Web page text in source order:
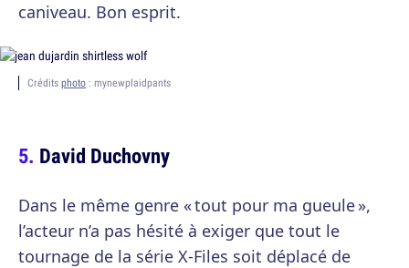
caniveau. Bon esprit.
Crédits photo : mynewplaidpants
David Duchovny
Dans le même genre « tout pour ma gueule »,
l’acteur n’a pas hésité à exiger que tout le
tournage de la série X-Files soit déplacé de